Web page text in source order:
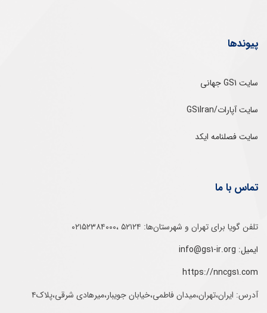
پیوندها
سایت GS1 جهانی
سایت آپارات/GS1Iran
سایت فصلنامه ایکد
تماس با ما
تلفن‌ گویا برای‌ تهران‌‌ و‌ شهرستان‌ها:‌ ۵۲۱۲۴ ،۰۲۱۵۲۳۸۴۰۰۰
ایمیل: info@gs1-ir.org
https://nncgs1.com
آدرس: ایران،تهران،میدان فاطمی،خیابان جویبار،میرهادی شرقی،پلاک۴